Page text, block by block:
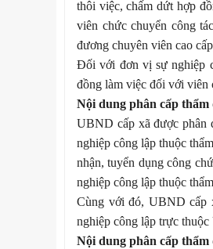
thôi việc, chấm dứt hợp
viên chức chuyển công
đương chuyên viên cao
Đối với đơn vị sự nghiệp
đồng làm việc đối với viên
Nội dung phân cấp
UBND cấp xã được phân
nghiệp công lập thuộc
nhận, tuyển dụng công
nghiệp công lập thuộc
Cùng với đó, UBND cấp
nghiệp công lập trực
Nội dung phân cấp